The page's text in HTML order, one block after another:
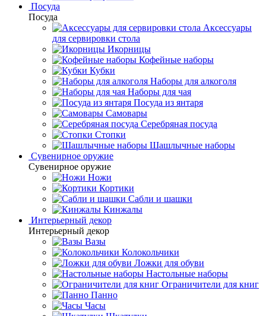
Посуда
Посуда
Аксессуары
для сервировки стола
Икорницы
Кофейные наборы
Кубки
Наборы для алкоголя
Наборы для чая
Посуда из янтаря
Самовары
Серебряная посуда
Стопки
Шашлычные наборы
Сувенирное оружие
Сувенирное оружие
Ножи
Кортики
Сабли и шашки
Кинжалы
Интерьерный декор
Интерьерный декор
Вазы
Колокольчики
Ложки для обуви
Настольные наборы
Ограничители для книг
Панно
Часы